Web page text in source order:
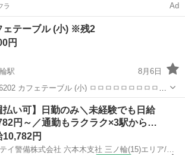
ラ Ad
ェテーブル (小) ※残2
円
駅
8月6日
ㅁㅁㅁㅁ
りお渡し日時がご希望に添えない場合が...
ノ輪駅 テーブル
払い可】日勤のみ＼未経験でも日給
円～／通勤もラクラク×3駅から…
10,782円
シンテイ警備株式会社 六本木支社 三ノ輪(15)エリア/A3203200117